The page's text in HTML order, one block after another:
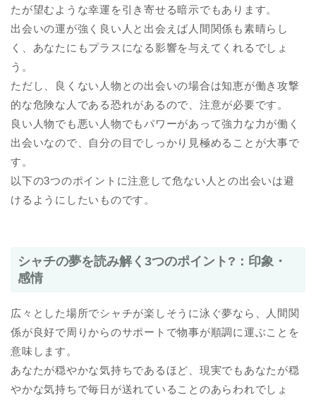
たが望むような幸運を引き寄せる暗示でもあります。
出会いの運が強く良い人と出会えば人間関係も素晴らし
く、あなたにもプラスになる影響を与えてくれるでしょ
う。
ただし、良くない人物との出会いの場合は知恵が働き攻撃
的な危険な人である恐れがあるので、注意が必要です。
良い人物でも悪い人物でもパワーがあって強力な力が働く
出会いなので、自分の目でしっかり見極めることが大事で
す。
以下の3つのポイントに注意して危ない人との出会いは避
けるようにしたいものです。
シャチの夢を読み解く3つのポイント?：印象・
感情
広々とした場所でシャチが楽しそうに泳ぐ夢なら、人間関
係が良好で周りからのサポートで物事が順調に運ぶことを
意味します。
あなたが穏やかな気持ちであるほど、現実でもあなたが穏
やかな気持ちで毎日が送れていることのあらわれでしょ